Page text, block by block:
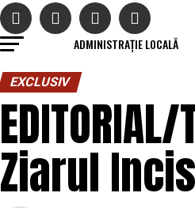
ADMINISTRAȚIE LOCALĂ
EXCLUSIV
Ziarul